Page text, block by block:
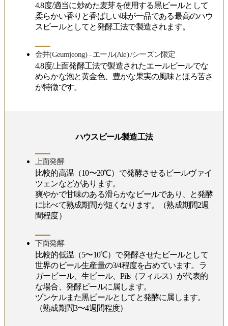
4.8度/適当に炒めた麦芽を使用する黒ビールとして
柔らかい香りと香ばしい味が一品である最高のハウ
スビールとしてと発酵工法で製造されます。
金井(Geumjeong) - エール(Ale) /シーズン限定
4.8度/上面発酵工法で製造されたエールビールでな
めらかな泡と黄金色、豊かな果実の風味とほろ苦さ
が特徴です。
ハウスビール製造工法
上面発酵
比較的高温（10〜20℃）で発酵させるビールヴァイ
ツェンなどがあります。
爽やかで甘味のある滑らかなビールであり、と発酵
に比べて熟成期間が短くなります。（熟成期間2週
間程度）
下面発酵
比較的低温（5〜10℃）で発酵させたビールとして
世界のビール生産量の3/4程度を占めています。ラ
ガービール、生ビール、Pils（フィルス）が代表的
な場合、発酵ビールに属します。
ヅンケルまた黒ビールとしてと発酵に属します。
（熟成期間3〜4週間程度）